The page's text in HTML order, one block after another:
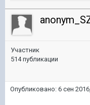
Участник
514 публикации
Опубликовано: 6 сен